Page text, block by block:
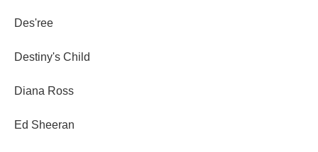
Des'ree
Destiny's Child
Diana Ross
Ed Sheeran